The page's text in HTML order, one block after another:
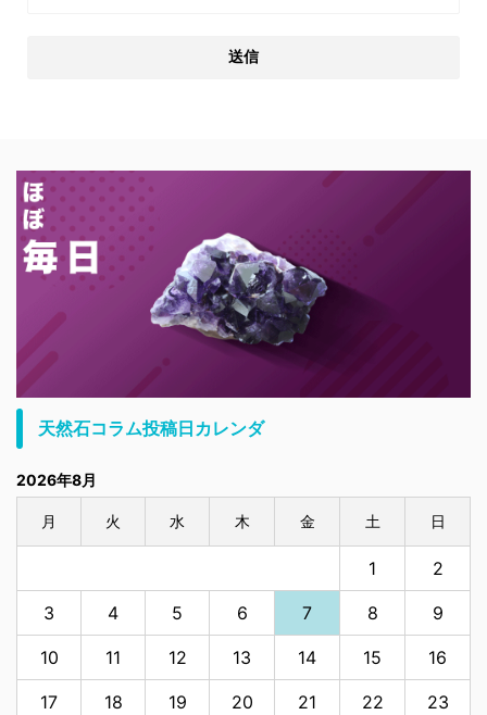
天然石コラム投稿日カレンダ
2026年8月
月 火 水 木 金 土 日
1 2
3 4 5 6 7 8 9
10 11 12 13 14 15 16
17 18 19 20 21 22 23